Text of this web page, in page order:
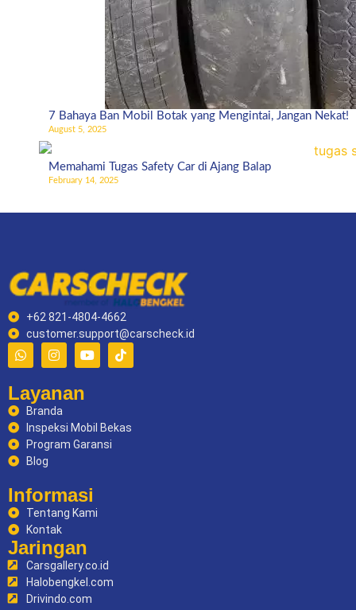
7 Bahaya Ban Mobil Botak yang Mengintai, Jangan Nekat!
August 5, 2025
Memahami Tugas Safety Car di Ajang Balap
February 14, 2025
+62 821-4804-4662
customer.support@carscheck.id
Layanan
Branda
Inspeksi Mobil Bekas
Program Garansi
Blog
Informasi
Tentang Kami
Kontak
Jaringan
Carsgallery.co.id
Halobengkel.com
Drivindo.com